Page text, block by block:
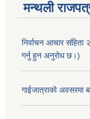
मन्थली
निर्वाचन आचार संहिता
गर्नु हुन अनुरोध छ।)
गाईजात्राको अवसरमा